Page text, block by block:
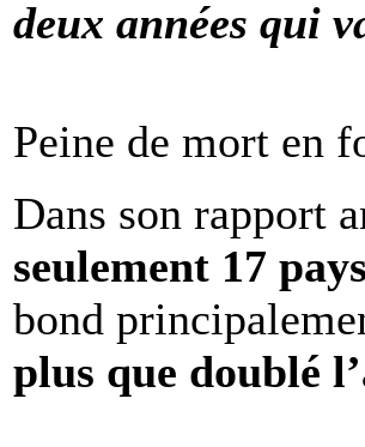
deux années qui
Peine de mort en
Dans son rapport
seulement 17 pays
bond
plus que doublé